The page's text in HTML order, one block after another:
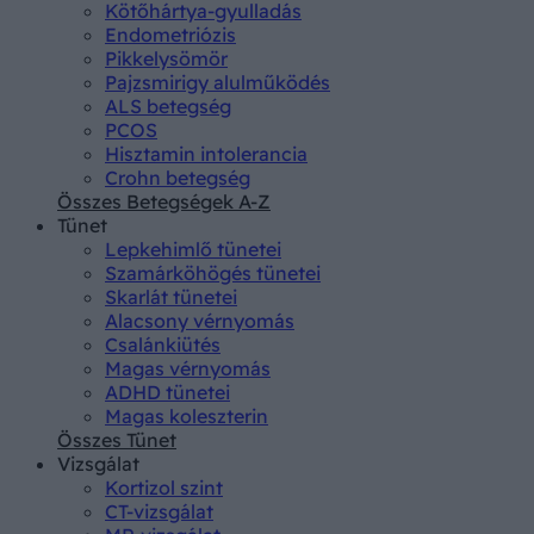
Kötőhártya-gyulladás
Endometriózis
Pikkelysömör
Pajzsmirigy alulműködés
ALS betegség
PCOS
Hisztamin intolerancia
Crohn betegség
Összes Betegségek A-Z
Tünet
Lepkehimlő tünetei
Szamárköhögés tünetei
Skarlát tünetei
Alacsony vérnyomás
Csalánkiütés
Magas vérnyomás
ADHD tünetei
Magas koleszterin
Összes Tünet
Vizsgálat
Kortizol szint
CT-vizsgálat